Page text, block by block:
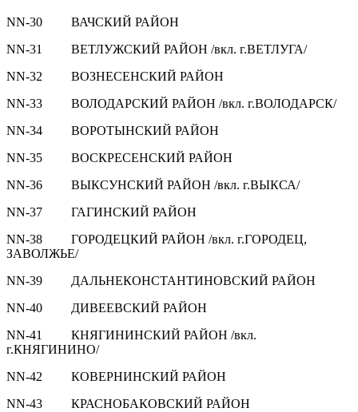
NN-30 ВАЧСКИЙ РАЙОН
NN-31 ВЕТЛУЖСКИЙ РАЙОН /вкл. г.ВЕТЛУГА/
NN-32 ВОЗНЕСЕНСКИЙ РАЙОН
NN-33 ВОЛОДАРСКИЙ РАЙОН /вкл. г.ВОЛОДАРСК/
NN-34 ВОРОТЫНСКИЙ РАЙОН
NN-35 ВОСКРЕСЕНСКИЙ РАЙОН
NN-36 ВЫКСУНСКИЙ РАЙОН /вкл. г.ВЫКСА/
NN-37 ГАГИНСКИЙ РАЙОН
NN-38 ГОРОДЕЦКИЙ РАЙОН /вкл. г.ГОРОДЕЦ,
ЗАВОЛЖЬЕ/
NN-39 ДАЛЬНЕКОНСТАНТИНОВСКИЙ РАЙОН
NN-40 ДИВЕЕВСКИЙ РАЙОН
NN-41 КНЯГИНИНСКИЙ РАЙОН /вкл.
г.КНЯГИНИНО/
NN-42 КОВЕРНИНСКИЙ РАЙОН
NN-43 КРАСНОБАКОВСКИЙ РАЙОН